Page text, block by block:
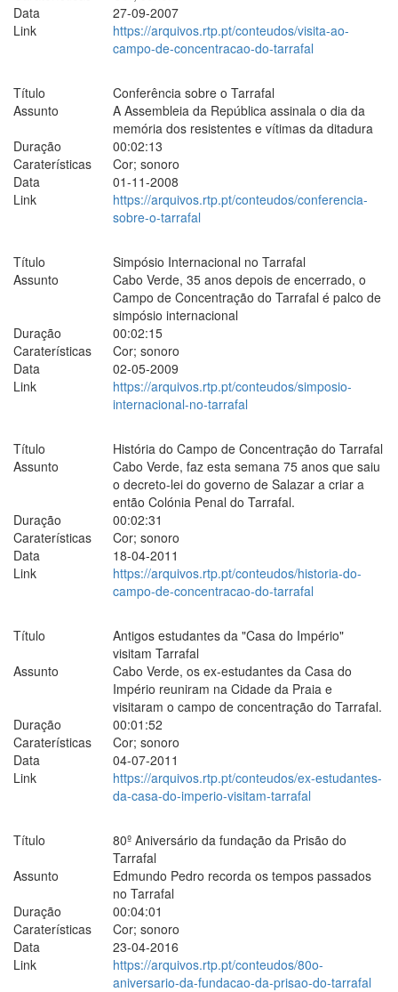
Data
27-09-2007
Link
https://arquivos.rtp.pt/conteudos/visita-ao-
campo-de-concentracao-do-tarrafal
Título
Conferência sobre o Tarrafal
Assunto
A Assembleia da República assinala o dia da
memória dos resistentes e vítimas da ditadura
Duração
00:02:13
Caraterísticas
Cor; sonoro
Data
01-11-2008
Link
https://arquivos.rtp.pt/conteudos/conferencia-
sobre-o-tarrafal
Título
Simpósio Internacional no Tarrafal
Assunto
Cabo Verde, 35 anos depois de encerrado, o
Campo de Concentração do Tarrafal é palco de
simpósio internacional
Duração
00:02:15
Caraterísticas
Cor; sonoro
Data
02-05-2009
Link
https://arquivos.rtp.pt/conteudos/simposio-
internacional-no-tarrafal
Título
História do Campo de Concentração do Tarrafal
Assunto
Cabo Verde, faz esta semana 75 anos que saiu
o decreto-lei do governo de Salazar a criar a
então Colónia Penal do Tarrafal.
Duração
00:02:31
Caraterísticas
Cor; sonoro
Data
18-04-2011
Link
https://arquivos.rtp.pt/conteudos/historia-do-
campo-de-concentracao-do-tarrafal
Título
Antigos estudantes da "Casa do Império"
visitam Tarrafal
Assunto
Cabo Verde, os ex-estudantes da Casa do
Império reuniram na Cidade da Praia e
visitaram o campo de concentração do Tarrafal.
Duração
00:01:52
Caraterísticas
Cor; sonoro
Data
04-07-2011
Link
https://arquivos.rtp.pt/conteudos/ex-estudantes-
da-casa-do-imperio-visitam-tarrafal
Título
80º Aniversário da fundação da Prisão do
Tarrafal
Assunto
Edmundo Pedro recorda os tempos passados
no Tarrafal
Duração
00:04:01
Caraterísticas
Cor; sonoro
Data
23-04-2016
Link
https://arquivos.rtp.pt/conteudos/80o-
aniversario-da-fundacao-da-prisao-do-tarrafal